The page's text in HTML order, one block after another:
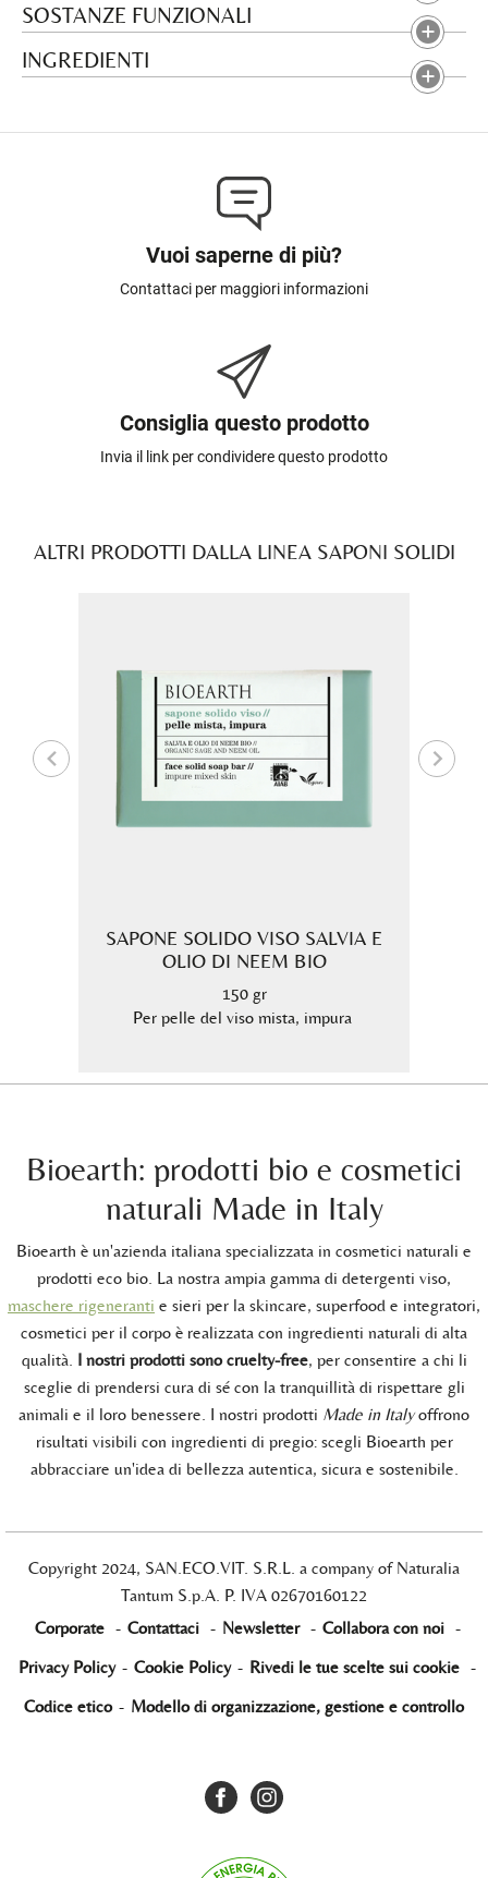
SOSTANZE FUNZIONALI
INGREDIENTI
Vuoi saperne di più?
Contattaci per maggiori informazioni
Consiglia questo prodotto
Invia il link per condividere questo prodotto
ALTRI PRODOTTI DALLA LINEA SAPONI SOLIDI
SAPONE SOLIDO VISO SALVIA E
OLIO DI NEEM BIO
150 gr
Per pelle del viso mista, impura
Bioearth: prodotti bio e cosmetici
naturali Made in Italy
Bioearth è un'azienda italiana specializzata in cosmetici naturali e
prodotti eco bio. La nostra ampia gamma di detergenti viso,
maschere rigeneranti e sieri per la skincare, superfood e integratori,
cosmetici per il corpo è realizzata con ingredienti naturali di alta
qualità. I nostri prodotti sono cruelty-free, per consentire a chi li
sceglie di prendersi cura di sé con la tranquillità di rispettare gli
animali e il loro benessere. I nostri prodotti Made in Italyoffrono
risultati visibili con ingredienti di pregio: scegli Bioearth per
abbracciare un'idea di bellezza autentica, sicura e sostenibile.
Copyright 2024, SAN.ECO.VIT. S.R.L. a company of Naturalia
Tantum S.p.A. P. IVA 02670160122
Corporate - Contattaci - Newsletter - Collabora con noi -
Privacy Policy - Cookie Policy - Rivedi le tue scelte sui cookie -
Codice etico - Modello di organizzazione, gestione e controllo